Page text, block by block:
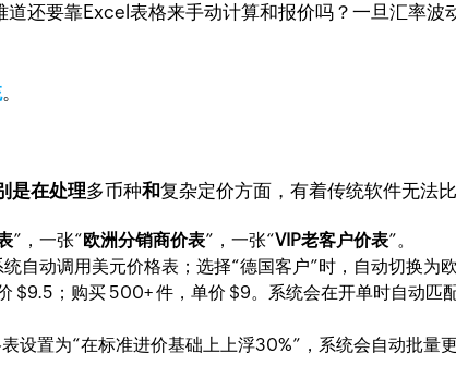
还要靠Excel表格来手动计算和报价吗？一旦汇率波
。
是在处理多币种和复杂定价方面，有着传统软件无法
”，一张“欧洲分销商价表”，一张“VIP老客户价表”。
自动调用美元价格表；选择“德国客户”时，自动切换为欧
$9.5；购买 500+ 件，单价 $9。系统会在开单时自动匹
设置为“在标准进价基础上上浮30%”，系统会自动批量更